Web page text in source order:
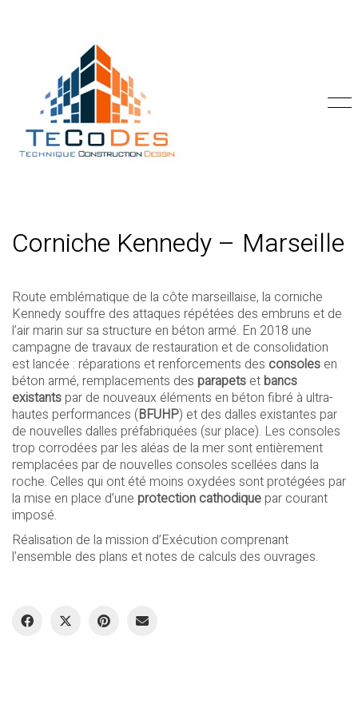
Corniche Kennedy – Marseille
Route emblématique de la côte marseillaise, la corniche
Kennedy souffre des attaques répétées des embruns et de
l’air marin sur sa structure en béton armé. En 2018 une
campagne de travaux de restauration et de consolidation
est lancée : réparations et renforcements des consoles en
béton armé, remplacements des parapets et bancs
existants par de nouveaux éléments en béton fibré à ultra-
hautes performances (BFUHP) et des dalles existantes par
de nouvelles dalles préfabriquées (sur place). Les consoles
trop corrodées par les aléas de la mer sont entièrement
remplacées par de nouvelles consoles scellées dans la
roche. Celles qui ont été moins oxydées sont protégées par
la mise en place d’une protection cathodique par courant
imposé.
Réalisation de la mission d’Exécution comprenant
l’ensemble des plans et notes de calculs des ouvrages.